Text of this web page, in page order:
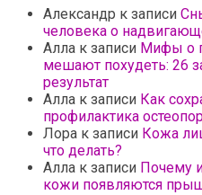
Александр к записи
человека о
Алла к записи Мифы о
мешают похудеть: 26
результат
Алла к записи Как
профилактика
Лора к записи Кожа
что делать?
Алла к записи Почему
кожи появляются